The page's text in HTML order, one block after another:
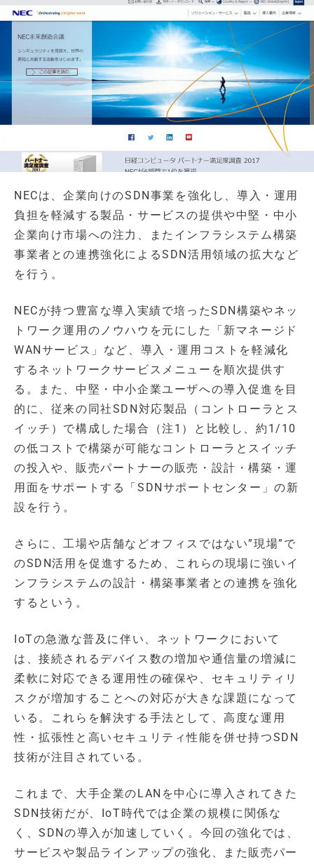
NECは、企業向けのSDN事業を強化し、導入・運用
負担を軽減する製品・サービスの提供や中堅・中小
企業向け市場への注力、またインフラシステム構築
事業者との連携強化によるSDN活用領域の拡大など
を行う。
NECが持つ豊富な導入実績で培ったSDN構築やネッ
トワーク運用のノウハウを元にした「新マネージド
WANサービス」など、導入・運用コストを軽減化
するネットワークサービスメニューを順次提供す
る。また、中堅・中小企業ユーザへの導入促進を目
的に、従来の同社SDN対応製品（コントローラとス
イッチ）で構成した場合（注1）と比較し、約1/10
の低コストで構築が可能なコントローラとスイッチ
の投入や、販売パートナーの販売・設計・構築・運
用面をサポートする「SDNサポートセンター」の新
設を行う。
さらに、工場や店舗などオフィスではない”現場”で
のSDN活用を促進するため、これらの現場に強いイ
ンフラシステムの設計・構築事業者との連携を強化
するという。
IoTの急激な普及に伴い、ネットワークにおいて
は、接続されるデバイス数の増加や通信量の増減に
柔軟に対応できる運用性の確保や、セキュリティリ
スクが増加することへの対応が大きな課題になって
いる。これらを解決する手法として、高度な運用
性・拡張性と高いセキュリティ性能を併せ持つSDN
技術が注目されている。
これまで、大手企業のLANを中心に導入されてきた
SDN技術だが、IoT時代では企業の規模に関係な
く、SDNの導入が加速していく。今回の強化では、
サービスや製品ラインアップの強化、また販売パー